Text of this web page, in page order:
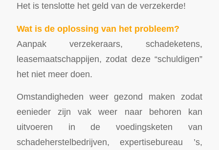
Het is tenslotte het geld van de verzekerde!
Wat is de oplossing van het probleem?
Aanpak verzekeraars, schadeketens,
leasemaatschappijen, zodat deze “schuldigen”
het niet meer doen.
Omstandigheden weer gezond maken zodat
eenieder zijn vak weer naar behoren kan
uitvoeren in de voedingsketen van
schadeherstelbedrijven, expertisebureau ’s,